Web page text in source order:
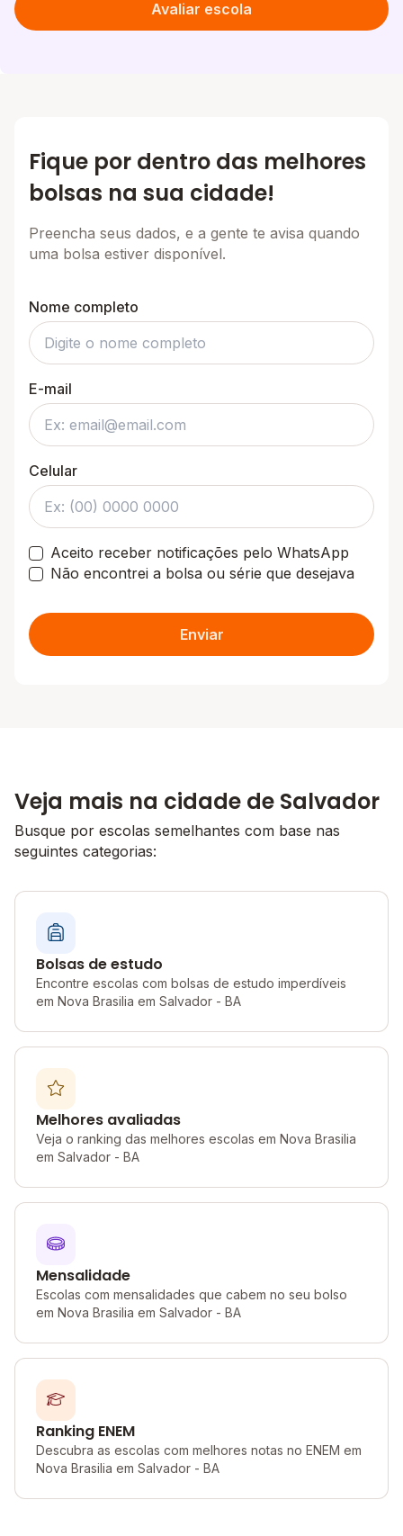
Avaliar escola
Fique por dentro das melhores
bolsas na sua cidade!
Preencha seus dados, e a gente te avisa quando
uma bolsa estiver disponível.
Nome completo
E-mail
Celular
Aceito receber notificações pelo WhatsApp
Não encontrei a bolsa ou série que desejava
Enviar
Veja mais na cidade de Salvador
Busque por escolas semelhantes com base nas
seguintes categorias:
Bolsas de estudo
Encontre escolas com bolsas de estudo imperdíveis
em Nova Brasilia em Salvador - BA
Melhores avaliadas
Veja o ranking das melhores escolas em Nova Brasilia
em Salvador - BA
Mensalidade
Escolas com mensalidades que cabem no seu bolso
em Nova Brasilia em Salvador - BA
Ranking ENEM
Descubra as escolas com melhores notas no ENEM em
Nova Brasilia em Salvador - BA